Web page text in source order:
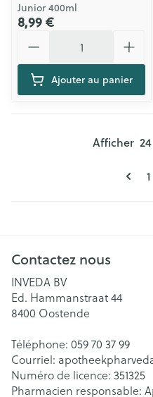
Junior 400ml
8,99 €
Ajouter au panier
1
Afficher
Contactez nous
INVEDA BV
Ed. Hammanstraat 44
8400 Oostende
Téléphone: 059 70 37 99
Courriel:
Numéro de licence: 351325
Pharmacien responsable: